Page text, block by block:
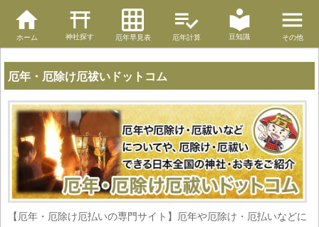
ホーム 神社探す 厄年早見表 厄年計算 豆知識 その他
厄年・厄除け厄祓いドットコム
【厄年・厄除け厄払いの専門サイト】厄年や厄除け・厄払いなどに